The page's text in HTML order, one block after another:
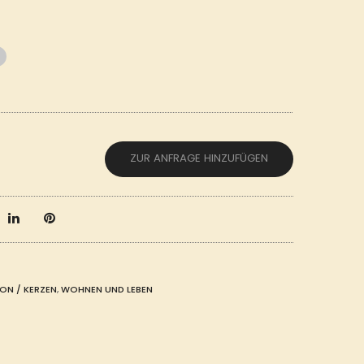
ZUR ANFRAGE HINZUFÜGEN
/ KERZEN,WOHNEN UND LEBEN